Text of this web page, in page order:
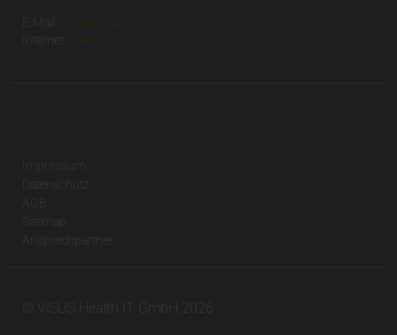
E-Mail:
info(at)visus.com
Internet:
www.visus.com
Impressum
Datenschutz
AGB
Sitemap
Ansprechpartner
© VISUS Health IT GmbH 2026